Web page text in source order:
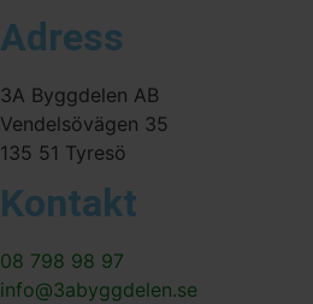
Adress
3A Byggdelen AB
Vendelsövägen 35
135 51 Tyresö
Kontakt
08 798 98 97
info@3abyggdelen.se